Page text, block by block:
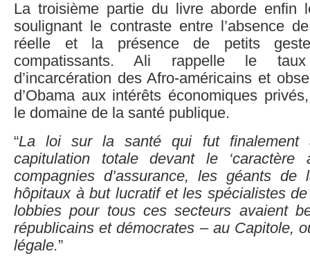
La troisième partie du livre aborde enfin
soulignant le contraste entre l’absence
réelle et la présence de petits
compatissants. Ali rappelle le taux
d’incarcération des Afro-américains et
d’Obama aux intérêts économiques
le domaine de la santé publique.
“La loi sur la santé qui fut finalement
capitulation totale devant le ‘caractère
compagnies d’assurance, les géants de
hôpitaux à but lucratif et les spécialistes
lobbies pour tous ces secteurs avaient
républicains et démocrates – au Capitole,
légale.”